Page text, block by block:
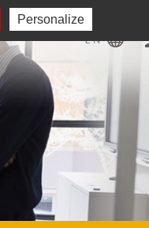
Personalize